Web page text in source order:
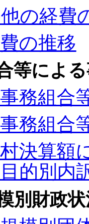
の経費
の推移
によ
務組合
務組合
決算額
的別内
別財政状